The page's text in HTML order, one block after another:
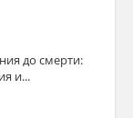
до смерти:
и...